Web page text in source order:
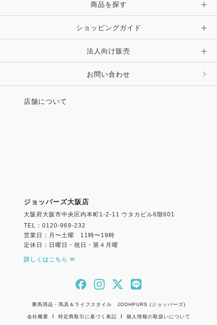
商品を探す
ショッピングガイド
法人向け販売
お問い合わせ
店舗について
ジョッパーズ大阪店
大阪府大阪市中央区内本町1-2-11 ウタカビル6階601
TEL：0120-969-232
営業日：月〜土曜 11時〜19時
定休日：日曜日・祝日・第４月曜
詳しくはこちら
乗馬用品・馬具＆ライフスタイル JODHPURS (ジョッパーズ)
会社概要 特定商取引に基づく表記 個人情報の取扱いについて